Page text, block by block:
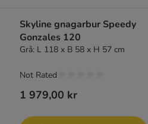
Skyline gnagarbur Speedy
Gonzales 120
Grå: L 118 x B 58 x H 57 cm
1 979,00 kr
Not Rated